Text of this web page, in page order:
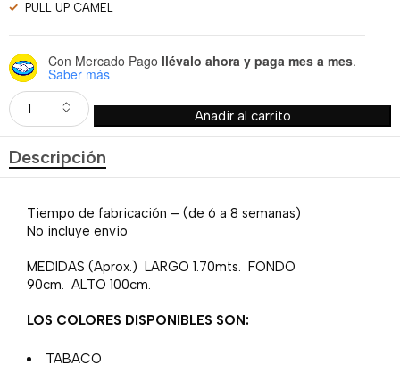
PULL UP CAMEL
Con Mercado Pago llévalo ahora y paga mes a mes.
Saber más
Añadir al carrito
Descripción
Tiempo de fabricación – (de 6 a 8 semanas)
No incluye envio
MEDIDAS (Aprox.) LARGO 1.70mts. FONDO
90cm. ALTO 100cm.
LOS COLORES DISPONIBLES SON:
TABACO